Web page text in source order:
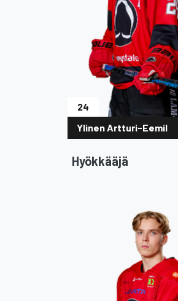
24
Ylinen Artturi-Eemil
Hyökkääjä